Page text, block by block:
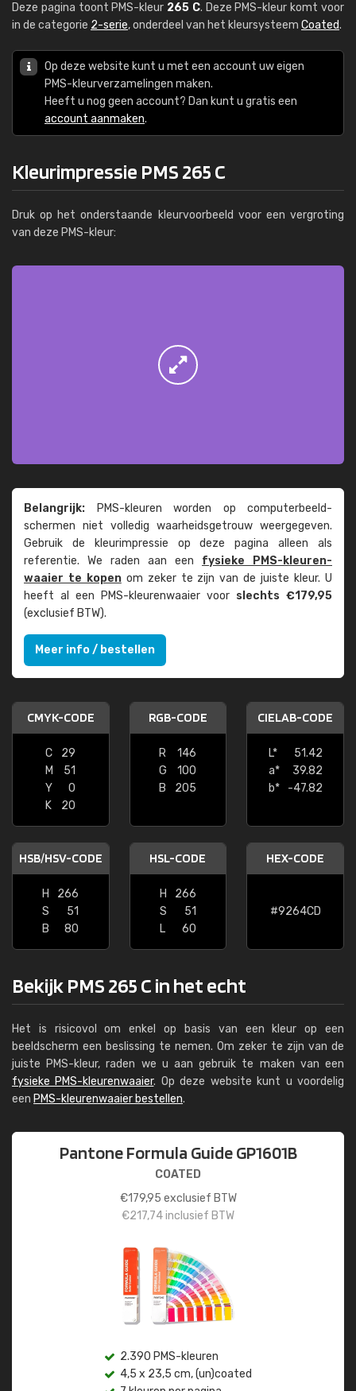
Deze pagina toont PMS-kleur 265 C. Deze PMS-kleur komt voor
in de categorie 2-serie, onderdeel van het kleursysteem Coated.
Op deze website kunt u met een account uw eigen
PMS-kleurverzamelingen maken.
Heeft u nog geen account? Dan kunt u gratis een
account aanmaken.
Kleurimpressie PMS 265 C
Druk op het onderstaande kleurvoorbeeld voor een vergroting
van deze PMS-kleur:
Belangrijk: PMS-kleuren worden op computer­beeld­
schermen niet volledig waarheids­­getrouw weer­gegeven.
Gebruik de kleur­impressie op deze pagina alleen als
referentie. We raden aan een fysieke PMS-kleuren­
waaier te kopenom zeker te zijn van de juiste kleur. U
heeft al een PMS-kleuren­waaier voor slechts €179,95
(exclusief BTW).
Meer info / bestellen
CMYK-CODE
C
29
M
51
Y
0
K
20
RGB-CODE
R
146
G
100
B
205
CIELAB-CODE
L*
51.42
a*
39.82
b*
-47.82
HSB/HSV-CODE
H
266
S
51
B
80
HSL-CODE
H
266
S
51
L
60
HEX-CODE
#9264CD
Bekijk PMS 265 C in het echt
Het is risicovol om enkel op basis van een kleur op een
beeldscherm een beslissing te nemen. Om zeker te zijn van de
juiste PMS-kleur, raden we u aan gebruik te maken van een
fysieke PMS-kleurenwaaier. Op deze website kunt u voordelig
een PMS-kleurenwaaier bestellen.
Pantone Formula Guide GP1601B
COATED
€179,95 exclusief BTW
€217,74inclusief BTW
2.390 PMS-kleuren
4,5 x 23,5 cm, (un)coated